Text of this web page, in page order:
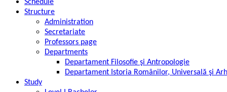
Schedule
Structure
Administration
Secretariate
Professors page
Departments
Departament Filosofie şi Antropologie
Departament Istoria Românilor, Universală şi
Study